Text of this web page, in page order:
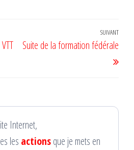
SUIVANT
Suite de la formation fédérale
Internet,
les actionsque je mets en